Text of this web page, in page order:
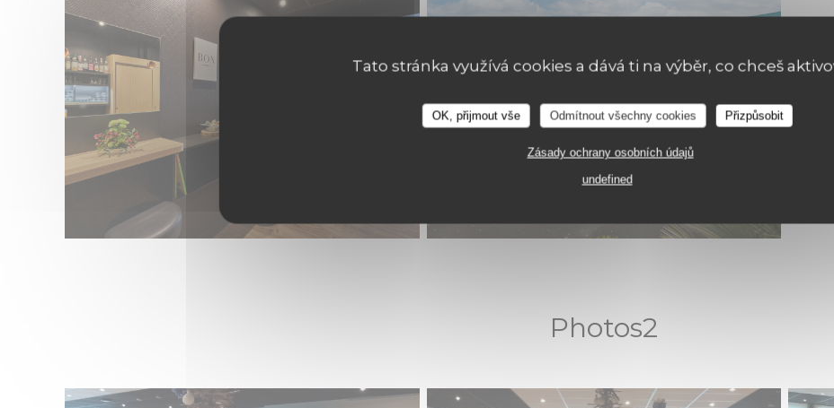
Tato stránka využívá cookies a dává ti na výběr, co chceš
OK, přijmout vše Odmítnout všechny cookies Přizpůsobit
Zásady ochrany osobních údajů
undefined
Photos2
Restaurant pédagogique :